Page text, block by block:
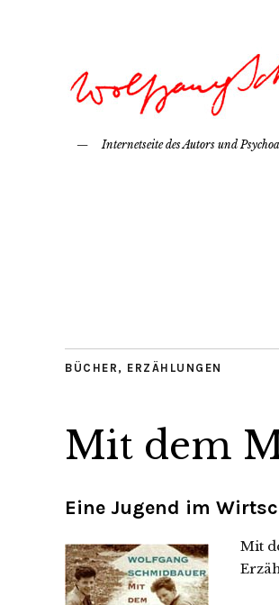
Internetseite des Autors und
BÜCHER , ERZÄHLUNGEN
Mit dem
Eine Jugend im
Mit